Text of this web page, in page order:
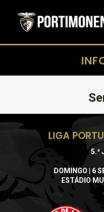
LIGA
5.ª
DOMINGO | 6
ESTÁDIO